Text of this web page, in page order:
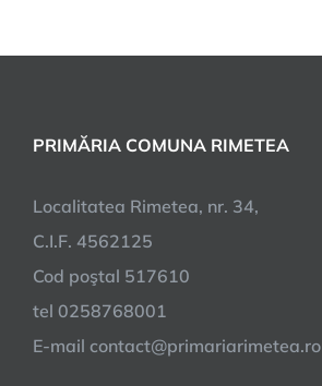
PRIMĂRIA COMUNA RIMETEA
Localitatea Rimetea, nr. 34,
C.I.F. 4562125
Cod poştal 517610
tel 0258768001
E-mail contact@primariarimetea.ro